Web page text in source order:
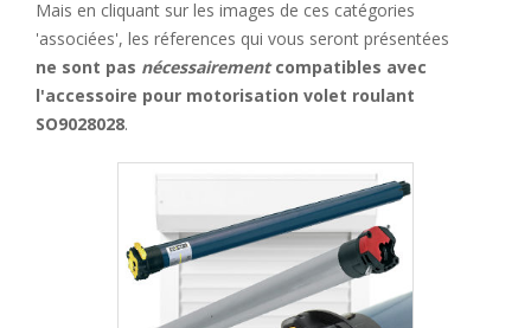
Mais en cliquant sur les images de ces catégories
'associées', les réferences qui vous seront présentées
ne sont pas nécessairementcompatibles avec
l'accessoire pour motorisation volet roulant
SO9028028.